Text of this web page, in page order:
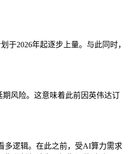
于2026年起逐步上量。与此同时，
风险。这意味着此前因英伟达订
多逻辑。在此之前，受AI算力需求